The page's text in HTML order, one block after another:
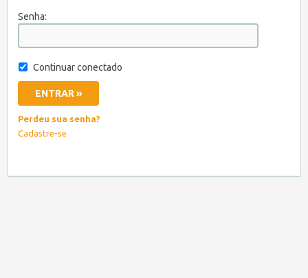
Senha:
Continuar conectado
Perdeu sua senha?
Cadastre-se